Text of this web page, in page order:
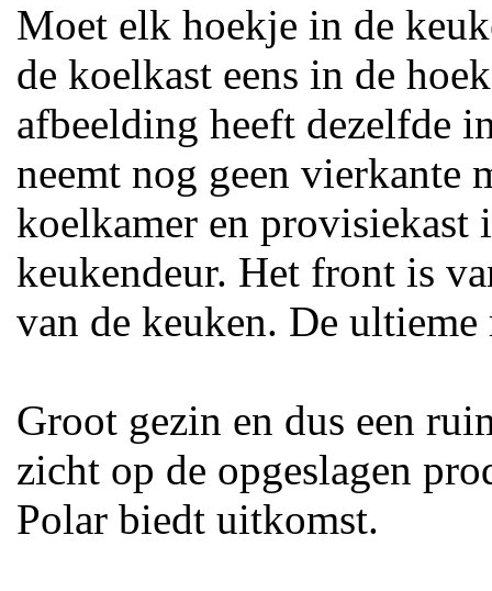
Moet elk hoekje in de
de koelkast eens in de
afbeelding heeft dezelfde
neemt nog geen vierkante
koelkamer en provisiekast
keukendeur. Het front is
van de keuken. De ultieme
Groot gezin en dus een
zicht op de opgeslagen
Polar biedt uitkomst.